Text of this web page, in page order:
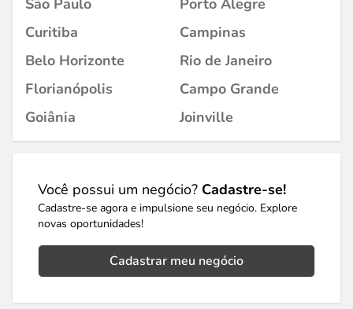
São Paulo
Porto Alegre
Curitiba
Campinas
Belo Horizonte
Rio de Janeiro
Florianópolis
Campo Grande
Goiânia
Joinville
Você possui um negócio? Cadastre-se!
Cadastre-se agora e impulsione seu negócio. Explore
novas oportunidades!
Cadastrar meu negócio